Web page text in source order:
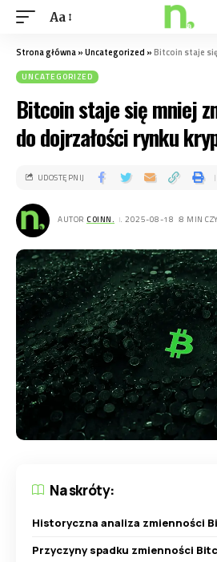
Aa
Strona główna»Uncategorized »Bitcoin staje się mniej
UNCATEGORIZED
Bitcoin staje się mniej
do dojrzałości rynku
AUTOR COINN. . 2025-08-18 8 MIN
UDOSTĘPNIJ
Na skróty:
Historyczna analiza zmienności
Przyczyny spadku zmienności